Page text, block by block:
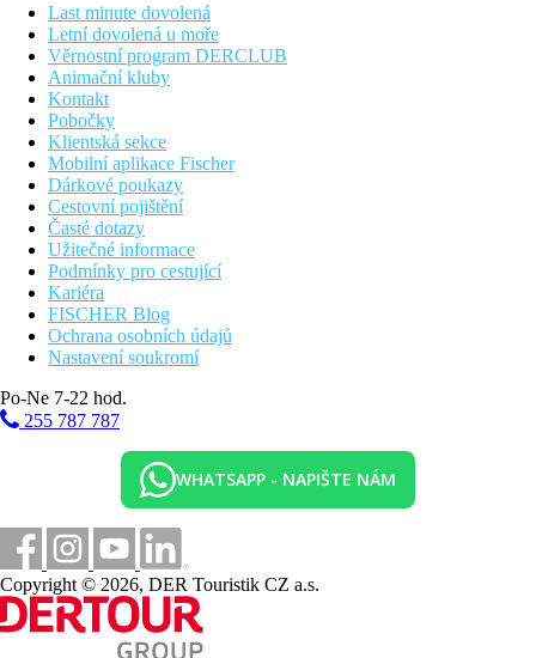
Last minute dovolená
Letní dovolená u moře
Věrnostní program DERCLUB
Animační kluby
Kontakt
Pobočky
Klientská sekce
Mobilní aplikace Fischer
Dárkové poukazy
Cestovní pojištění
Časté dotazy
Užitečné informace
Podmínky pro cestující
Kariéra
FISCHER Blog
Ochrana osobních údajů
Nastavení soukromí
Po-Ne 7-22 hod.
255 787 787
WHATSAPP - NAPIŠTE NÁM
Copyright © 2026, DER Touristik CZ a.s.